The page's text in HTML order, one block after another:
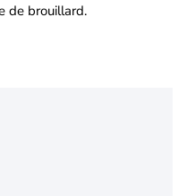
de brouillard.